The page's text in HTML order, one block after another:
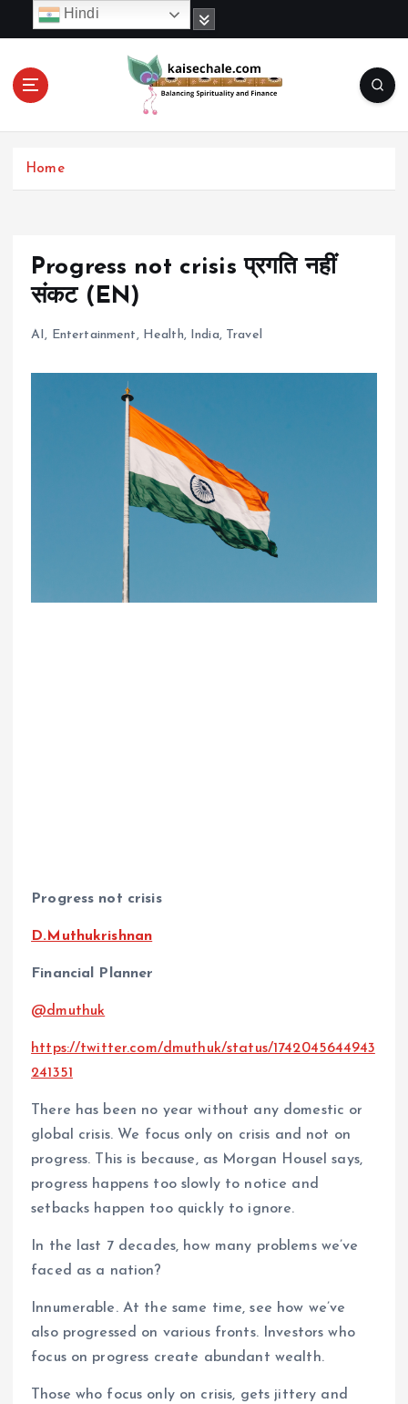
c
Home
Progress not crisis प्रगति नहीं
संकट (EN)
AI, Entertainment, Health, India, Travel
Progress not crisis
D.Muthukrishnan
Financial Planner
@dmuthuk
https://twitter.com/dmuthuk/status/1742045644943
241351
There has been no year without any domestic or
global crisis. We focus only on crisis and not on
progress. This is because, as Morgan Housel says,
progress happens too slowly to notice and
setbacks happen too quickly to ignore.
In the last 7 decades, how many problems we’ve
faced as a nation?
Innumerable. At the same time, see how we’ve
also progressed on various fronts. Investors who
focus on progress create abundant wealth.
Those who focus only on crisis, gets jittery and
Hindi